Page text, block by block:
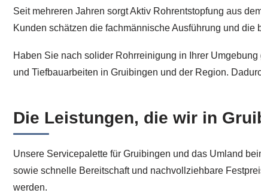
Seit mehreren Jahren sorgt Aktiv Rohrentstopfung aus
Kunden schätzen die fachmännische Ausführung und die
Haben Sie nach solider Rohrreinigung in Ihrer
und Tiefbauarbeiten in Gruibingen und der Region.
Die Leistungen, die wir in
Unsere Servicepalette für Gruibingen und das Umland
sowie schnelle Bereitschaft und nachvollziehbare
werden.